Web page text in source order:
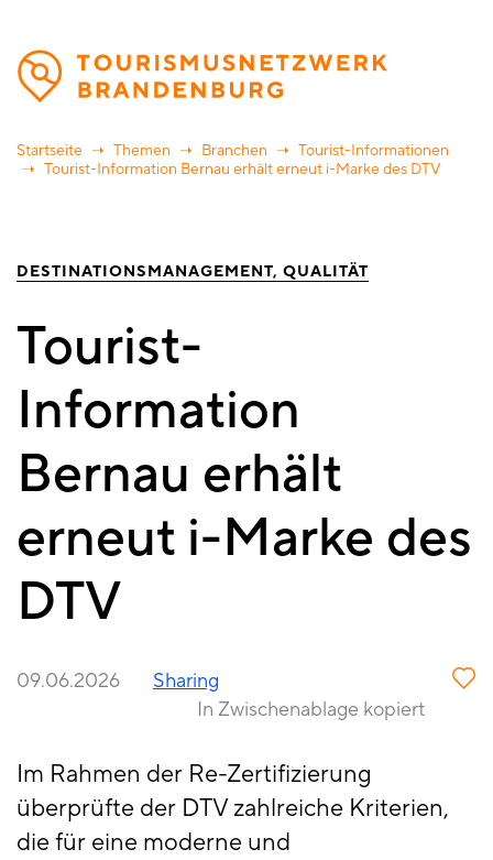
Direkt
zum
Inhalt
Startseite Themen Branchen
Tourist-Informationen
Tourist-Information Bernau erhält erneut i-Marke des DTV
DESTINATIONSMANAGEMENT QUALITÄT
Tourist-
Information
Bernau erhält
erneut i-Marke des
DTV
09.06.2026
Sharing
In Zwischenablage kopiert
Im Rahmen der Re-Zertifizierung
überprüfte der DTV zahlreiche Kriterien,
die für eine moderne und